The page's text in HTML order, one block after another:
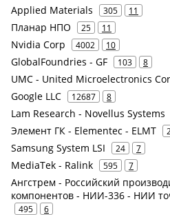
Applied Materials 305 11
Планар НПО 25 11
Nvidia Corp 4002 10
GlobalFoundries - GF 103 8
UMC - United Microelectronics
Google LLC 12687 8
Lam Research - Novellus Systems
Элемент ГК - Elementec - ELMT
Samsung System LSI 24 7
MediaTek - Ralink 595 7
Ангстрем - Российский
компонентов - НИИ-336 - НИИ
495 6